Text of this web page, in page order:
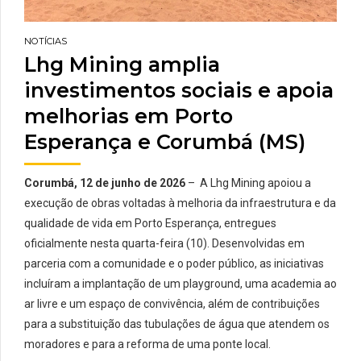
hectares em 2023 e já
temos um
cronograma acordado
com […]
frota da operação em
equipamentos
modernos e com
maior capacidade de
Corumbá – A LHG
(MS) anuncia a
retomada imediata de
sua produção de
manganês na mina
subterrânea de […]
NOTÍCIAS
Lhg Mining amplia
investimentos sociais e apoia
melhorias em Porto
Esperança e Corumbá (MS)
Corumbá, 12 de junho de 2026 – A Lhg Mining apoiou a
execução de obras voltadas à melhoria da infraestrutura e da
qualidade de vida em Porto Esperança, entregues
oficialmente nesta quarta-feira (10). Desenvolvidas em
parceria com a comunidade e o poder público, as iniciativas
incluíram a implantação de um playground, uma academia ao
ar livre e um espaço de convivência, além de contribuições
para a substituição das tubulações de água que atendem os
moradores e para a reforma de uma ponte local.